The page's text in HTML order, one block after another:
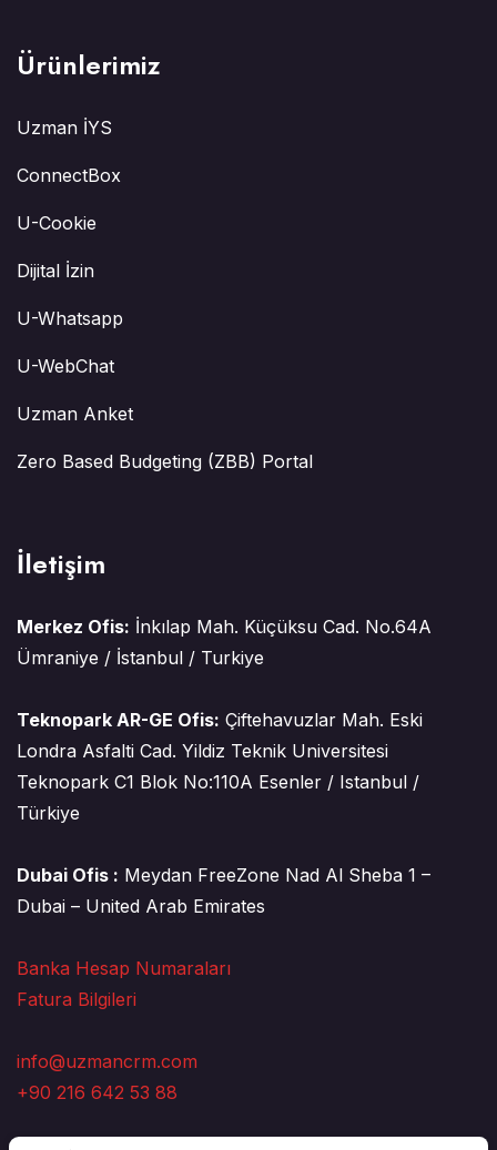
Ürünlerimiz
Uzman İYS
ConnectBox
U-Cookie
Dijital İzin
U-Whatsapp
U-WebChat
Uzman Anket
Zero Based Budgeting (ZBB) Portal
İletişim
Merkez Ofis: İnkılap Mah. Küçüksu Cad. No.64A
Ümraniye / İstanbul / Turkiye
Teknopark AR-GE Ofis: Çiftehavuzlar Mah. Eski
Londra Asfalti Cad. Yildiz Teknik Universitesi
Teknopark C1 Blok No:110A Esenler / Istanbul /
Türkiye
Dubai Ofis : Meydan FreeZone Nad Al Sheba 1 –
Dubai – United Arab Emirates
Banka Hesap Numaraları
Fatura Bilgileri
info@uzmancrm.com
+90 216 642 53 88